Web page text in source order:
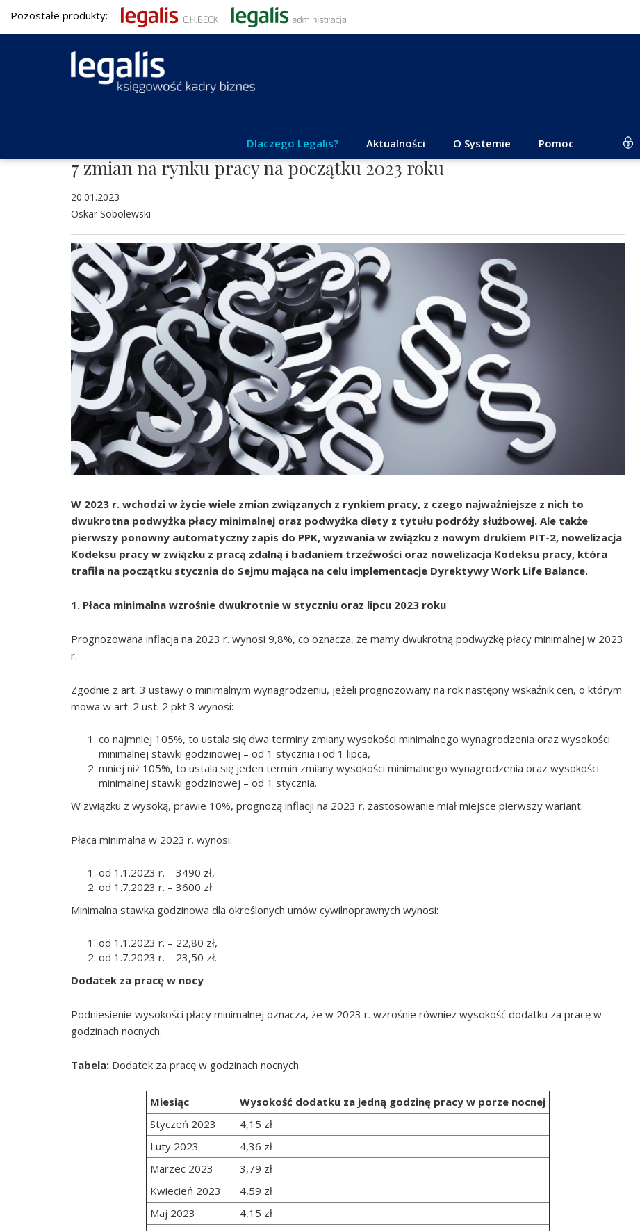
Pozostałe produkty:
Dlaczego Legalis? Aktualności O Systemie Pomoc
7 zmian na rynku pracy na początku 2023 roku
20.01.2023
Oskar Sobolewski
W 2023 r. wchodzi w życie wiele zmian związanych z rynkiem pracy, z czego najważniejsze z nich to
dwukrotna podwyżka płacy minimalnej oraz podwyżka diety z tytułu podróży służbowej. Ale także
pierwszy ponowny automatyczny zapis do PPK, wyzwania w związku z nowym drukiem PIT-2, nowelizacja
Kodeksu pracy w związku z pracą zdalną i badaniem trzeźwości oraz nowelizacja Kodeksu pracy, która
trafiła na początku stycznia do Sejmu mająca na celu implementacje Dyrektywy Work Life Balance.
1. Płaca minimalna wzrośnie dwukrotnie w styczniu oraz lipcu 2023 roku
Prognozowana inflacja na 2023 r. wynosi 9,8%, co oznacza, że mamy dwukrotną podwyżkę płacy minimalnej w 2023
r.
Zgodnie z art. 3 ustawy o minimalnym wynagrodzeniu, jeżeli prognozowany na rok następny wskaźnik cen, o którym
mowa w art. 2 ust. 2 pkt 3 wynosi:
co najmniej 105%, to ustala się dwa terminy zmiany wysokości minimalnego wynagrodzenia oraz wysokości
minimalnej stawki godzinowej – od 1 stycznia i od 1 lipca,
mniej niż 105%, to ustala się jeden termin zmiany wysokości minimalnego wynagrodzenia oraz wysokości
minimalnej stawki godzinowej – od 1 stycznia.
W związku z wysoką, prawie 10%, prognozą inflacji na 2023 r. zastosowanie miał miejsce pierwszy wariant.
Płaca minimalna w 2023 r. wynosi:
od 1.1.2023 r. – 3490 zł,
od 1.7.2023 r. – 3600 zł.
Minimalna stawka godzinowa dla określonych umów cywilnoprawnych wynosi:
od 1.1.2023 r. – 22,80 zł,
od 1.7.2023 r. – 23,50 zł.
Dodatek za pracę w nocy
Podniesienie wysokości płacy minimalnej oznacza, że w 2023 r. wzrośnie również wysokość dodatku za pracę w
godzinach nocnych.
Tabela: Dodatek za pracę w godzinach nocnych
Miesiąc
Wysokość dodatku za jedną godzinę pracy w porze nocnej
Styczeń 2023
4,15 zł
Luty 2023
4,36 zł
Marzec 2023
3,79 zł
Kwiecień 2023
4,59 zł
Maj 2023
4,15 zł